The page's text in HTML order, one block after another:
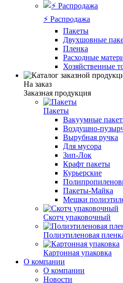
⚡️ Распродажа
Пакеты
Двухшовные
Пленка
Расходные
Хозяйственные
На заказ
Заказная продукция
Пакеты
Вакуумные
Воздушно-
Вырубная ручка
Для мусора
Зип-Лок
Крафт пакеты
Курьерские
Пакеты-Майка
Мешки
Скотч упаковочный
Полиэтиленовая
Картонная упаковка
О компании
О компании
Новости